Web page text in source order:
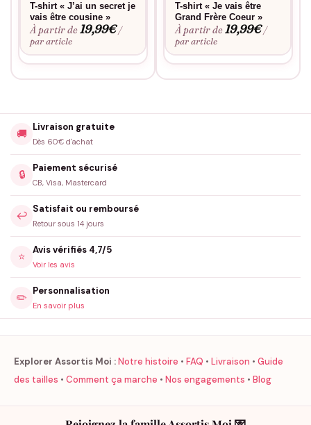
T-shirt « J’ai un secret je
vais être cousine »
À partir de19,99€ /
par article
T-shirt « Je vais être
Grand Frère Coeur »
À partir de19,99€ /
par article
🚚
Livraison gratuite
Dès 60€ d'achat
🔒
Paiement sécurisé
CB, Visa, Mastercard
↩️
Satisfait ou remboursé
Retour sous 14 jours
⭐
Avis vérifiés 4,7/5
Voir les avis
✏️
Personnalisation
En savoir plus
Explorer Assortis Moi :Notre histoire • FAQ • Livraison • Guide
des tailles • Comment ça marche • Nos engagements • Blog